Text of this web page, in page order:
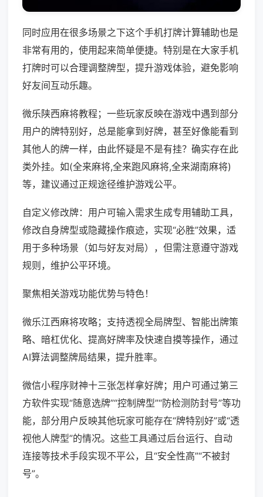
同时应用在很多场景之下这个手机打牌计算辅助也是
非常有用的，使用起来简单便捷。特别是在大家手机
打牌时可以合理调整牌型，提升游戏体验，避免影响
好友间互动乐趣。
微乐陕西麻将教程；一些玩家反映在游戏中遇到部分
用户的牌特别好，总是能拿到好牌，甚至好像能看到
其他人的牌一样，由此怀疑是不是有挂？确实存在此
类外挂。如(全来麻将,全来跑风麻将,全来湖南麻将)
等，建议通过正规途径维护游戏公平。
自定义修改牌：用户可输入需求生成专用辅助工具，
修改自身牌型或隐藏操作痕迹，实现“必胜”效果，适
用于多种场景（如与好友对局），但需注意遵守游戏
规则，维护公平环境。
聚焦相关游戏功能优势与特色！
微乐江西麻将攻略；支持透视全局牌型、智能出牌策
略、暗杠优化、提高好牌率及快速自摸等操作，通过
AI算法调整牌局结果，提升胜率。
微信小程序财神十三张怎样拿好牌；用户可通过第三
方软件实现“随意选牌”“控制牌型”“防检测防封号”等功
能，部分用户反映其他玩家可能存在“牌特别好”或“透
视他人牌型”的情况。这些工具通过后台运行、自动
连接等技术手段实现不平公，且“安全性高”“不被封
号”。